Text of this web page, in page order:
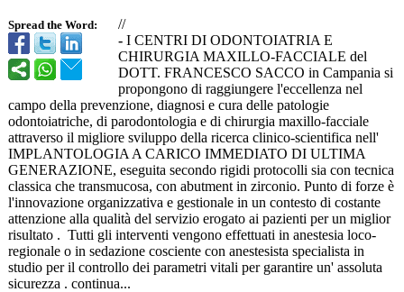
Spread the Word:
//
- I CENTRI DI ODONTOIATRIA E
CHIRURGIA MAXILLO-FACCIALE del
DOTT. FRANCESCO SACCO in Campania si
propongono di raggiungere l'eccellenza nel
campo della prevenzione, diagnosi e cura delle patologie
odontoiatriche, di parodontologia e di chirurgia maxillo-facciale
attraverso il migliore sviluppo della ricerca clinico-scientifica nell'
IMPLANTOLOGIA A CARICO IMMEDIATO DI ULTIMA
GENERAZIONE, eseguita secondo rigidi protocolli sia con tecnica
classica che transmucosa, con abutment in zirconio. Punto di forze è
l'innovazione organizzativa e gestionale in un contesto di costante
attenzione alla qualità del servizio erogato ai pazienti per un miglior
risultato . Tutti gli interventi vengono effettuati in anestesia loco-
regionale o in sedazione cosciente con anestesista specialista in
studio per il controllo dei parametri vitali per garantire un' assoluta
sicurezza . continua...